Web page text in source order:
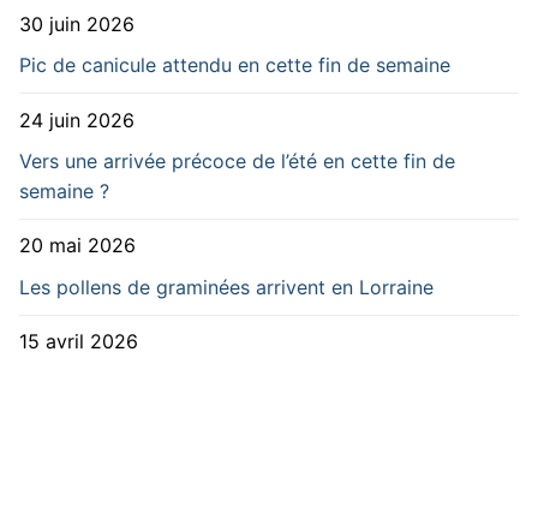
30 juin 2026
Pic de canicule attendu en cette fin de semaine
24 juin 2026
Vers une arrivée précoce de l’été en cette fin de
semaine ?
20 mai 2026
Les pollens de graminées arrivent en Lorraine
15 avril 2026